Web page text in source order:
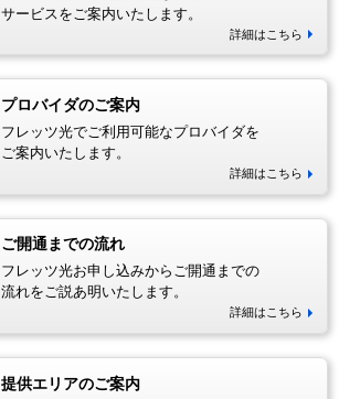
サービスをご案内いたします。
詳細はこちら
プロバイダのご案内
フレッツ光でご利用可能なプロバイダを
ご案内いたします。
詳細はこちら
ご開通までの流れ
フレッツ光お申し込みからご開通までの
流れをご説あ明いたします。
詳細はこちら
提供エリアのご案内